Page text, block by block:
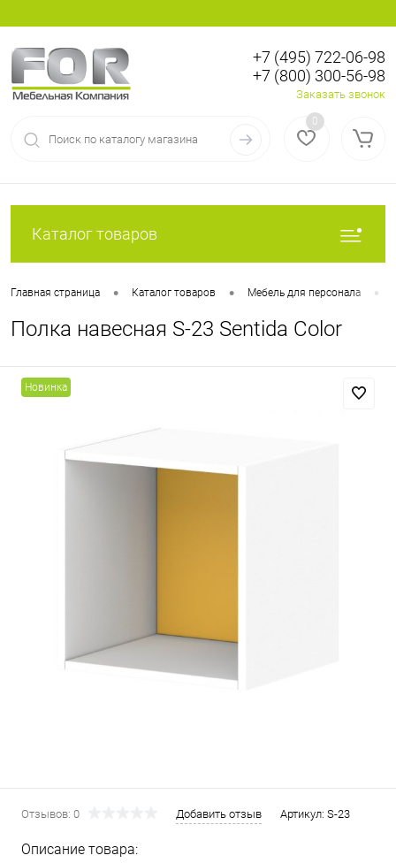
Регистрация
+7 (495) 722-06-98
+7 (800) 300-56-98
Заказать звонок
0
Каталог товаров
Главная страница • Каталог товаров • Мебель для персонала •
Полка навесная S-23 Sentida Color
Новинка
Отзывов: 0 Добавить отзыв Артикул: S-23
Описание товара: